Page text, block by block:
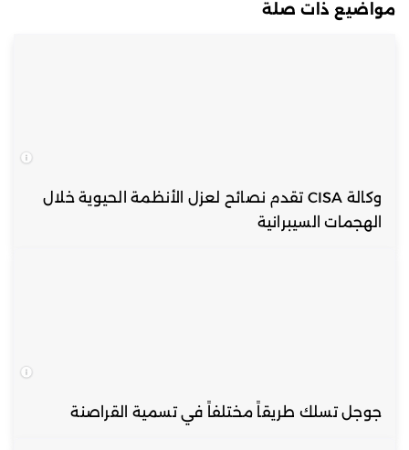
مواضيع ذات صلة
وكالة CISA تقدم نصائح لعزل الأنظمة الحيوية خلال
الهجمات السيبرانية
جوجل تسلك طريقاً مختلفاً في تسمية القراصنة